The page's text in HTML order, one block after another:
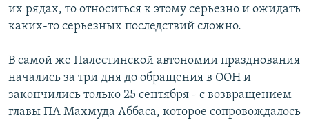
их рядах, то относиться к этому серьезно и ожидать
каких-то серьезных последствий сложно.
В самой же Палестинской автономии празднования
начались за три дня до обращения в ООН и
закончились только 25 сентября - с возвращением
главы ПА Махмуда Аббаса, которое сопровождалось